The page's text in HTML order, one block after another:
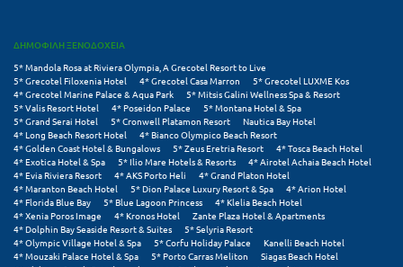
Μαρώνεια
Μεθώνη
Μεσολόγγι
Μεσσηνία
Μετέωρα
Μέτσοβο
Μήλος
ΔΗΜΟΦΙΛΗ ΞΕΝΟΔΟΧΕΙΑ
5* Mandola Rosa at Riviera Olympia, A Grecotel Resort to Live
5* Grecotel Filoxenia Hotel
4* Grecotel Casa Marron
5* Grecotel LUXME Kos
4* Grecotel Marine Palace & Aqua Park
5* Mitsis Galini Wellness Spa & Resort
5* Valis Resort Hotel
4* Poseidon Palace
5* Montana Hotel & Spa
5* Grand Serai Hotel
5* Cronwell Platamon Resort
Nautica Bay Hotel
4* Long Beach Resort Hotel
4* Bianco Olympico Beach Resort
4* Golden Coast Hotel & Bungalows
5* Zeus Eretria Resort
4* Tosca Beach Hotel
4* Exotica Hotel & Spa
5* Ilio Mare Hotels & Resorts
4* Airotel Achaia Beach Hotel
4* Evia Riviera Resort
4* AKS Porto Heli
4* Grand Platon Hotel
4* Maranton Beach Hotel
5* Dion Palace Luxury Resort & Spa
4* Arion Hotel
4* Florida Blue Bay
5* Blue Lagoon Princess
4* Klelia Beach Hotel
4* Xenia Poros Image
4* Kronos Hotel
Zante Plaza Hotel & Apartments
4* Dolphin Bay Seaside Resort & Suites
5* Selyria Resort
4* Olympic Village Hotel & Spa
5* Corfu Holiday Palace
Kanelli Beach Hotel
4* Mouzaki Palace Hotel & Spa
5* Porto Carras Meliton
Siagas Beach Hotel